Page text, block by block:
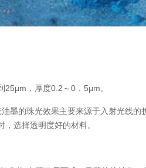
25μm，厚度0.2～0．5μm。
墨的珠光效果主要来源于入射光线
选择透明度好的材料。